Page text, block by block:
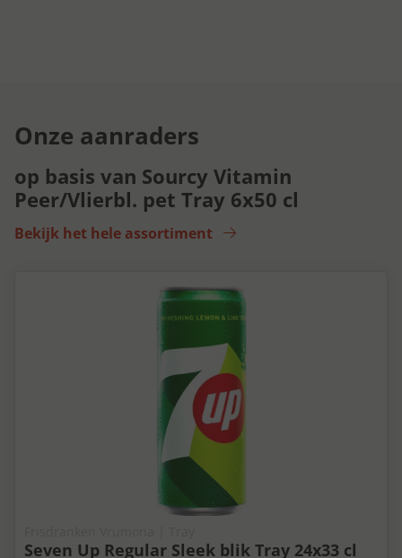
Onze aanraders
op basis van Sourcy Vitamin
Peer/Vlierbl. pet Tray 6x50 cl
Bekijk het hele assortiment
Seven Up Regular Sleek blik Tray 24x33 cl